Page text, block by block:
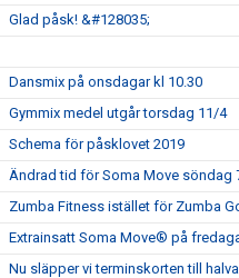
Glad påsk! &#128035;
Dansmix på onsdagar kl 10.30
Gymmix medel utgår torsdag 11/4
Schema för påsklovet 2019
Ändrad tid för Soma Move söndag
Zumba Fitness istället för Zumba
Extrainsatt Soma Move® på
Nu släpper vi terminskorten till